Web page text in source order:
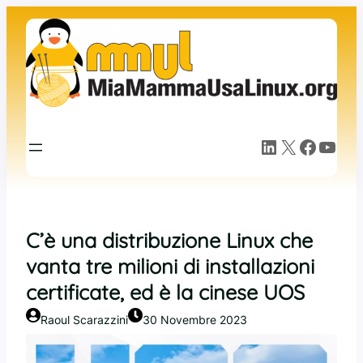
contenuto
LinkedIn X Facebook YouTube
C’è una distribuzione Linux che
vanta tre milioni di installazioni
certificate, ed è la cinese UOS
Raoul Scarazzini 30 Novembre 2023